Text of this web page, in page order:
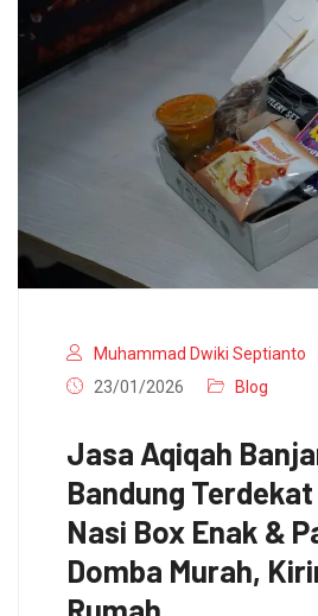
Muhammad Dwiki Septianto
23/01/2026
Blog
Jasa Aqiqah
Bandung
Nasi Box Enak &
Domba Murah,